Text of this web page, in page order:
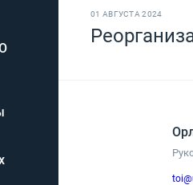
01 АВГУСТА 2024